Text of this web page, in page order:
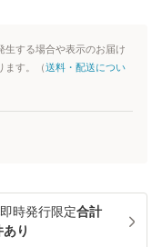
する場合や表示のお届け
ます。（送料・配送につい
時発行限定合計
り